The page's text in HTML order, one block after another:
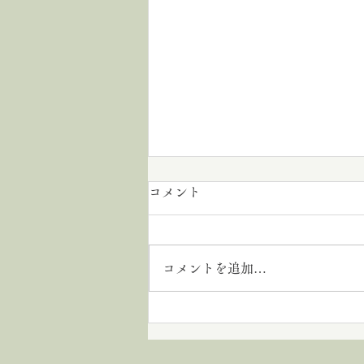
15分の遅れが人生を変えた。
コメント
コメントを追加…